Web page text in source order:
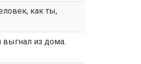
как ты,
выгнал из дома.